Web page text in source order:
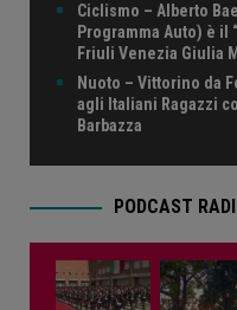
Ciclismo – Alberto
Programma Auto) è il
Friuli Venezia Giulia
Nuoto – Vittorino da
agli Italiani Ragazzi
Barbazza
PODCAST